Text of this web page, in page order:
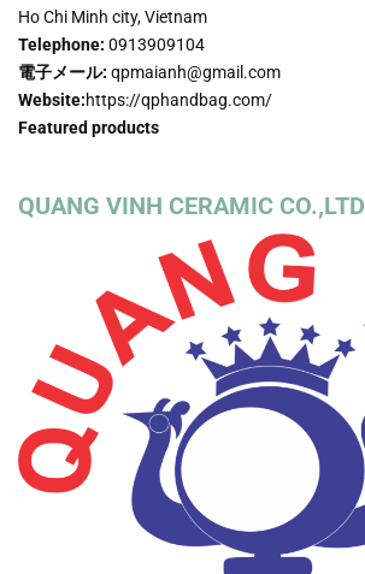
Ho Chi Minh city, Vietnam
Telephone: 0913909104
電子メール: qpmaianh@gmail.com
Website:https://qphandbag.com/
Featured products
QUANG VINH CERAMIC CO.,LTD